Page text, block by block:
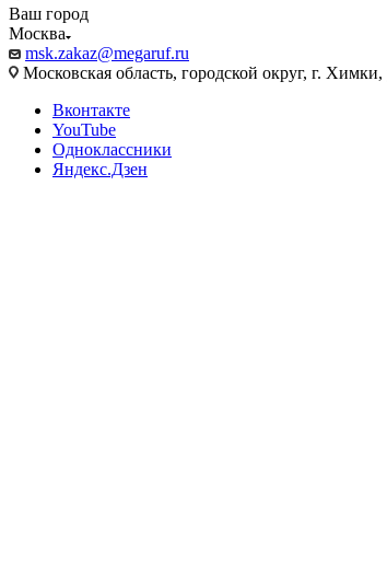
Ваш город
Москва
msk.zakaz@megaruf.ru
Московская область, городской округ, г.
Вконтакте
YouTube
Одноклассники
Яндекс.Дзен